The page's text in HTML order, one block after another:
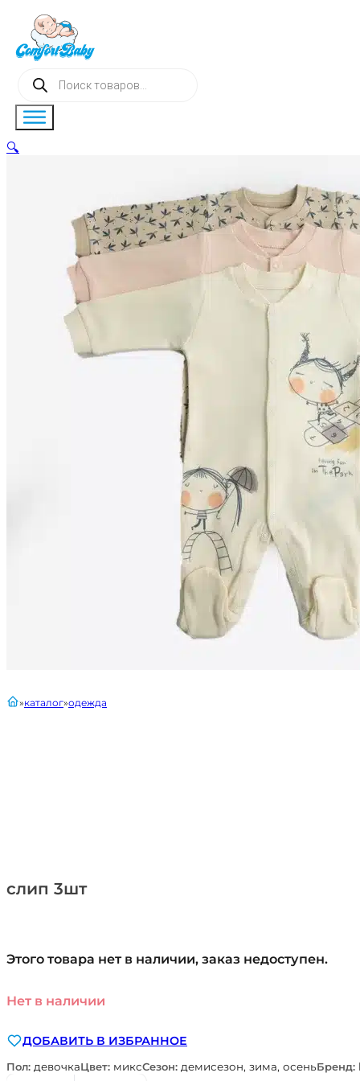
Поиск
товаров
слип 3шт
главнаякаталог одежда
Этого товара нет в наличии, заказ недоступен.
Нет в наличии
ДОБАВИТЬ В ИЗБРАННОЕ
Пол: девочкаЦвет: миксСезон: демисезон, зима, осеньБренд:
🔍